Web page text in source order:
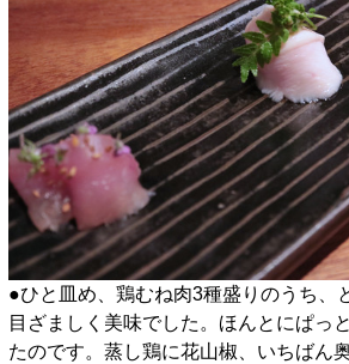
●ひと皿め、鶏むね肉3種盛りのうち、
目ざましく美味でした。ほんとにぱっ
たのです。蒸し鶏に花山椒、いちばん